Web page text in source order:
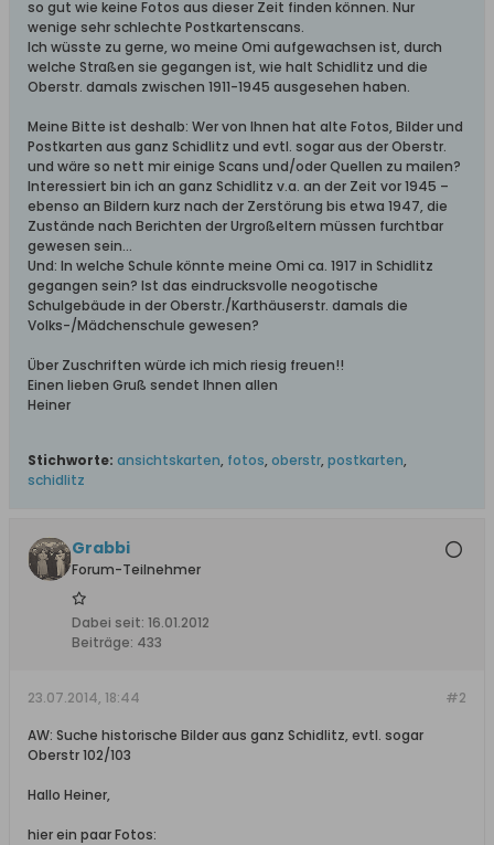
so gut wie keine Fotos aus dieser Zeit finden können. Nur
wenige sehr schlechte Postkartenscans.
Ich wüsste zu gerne, wo meine Omi aufgewachsen ist, durch
welche Straßen sie gegangen ist, wie halt Schidlitz und die
Oberstr. damals zwischen 1911-1945 ausgesehen haben.
Meine Bitte ist deshalb: Wer von Ihnen hat alte Fotos, Bilder und
Postkarten aus ganz Schidlitz und evtl. sogar aus der Oberstr.
und wäre so nett mir einige Scans und/oder Quellen zu mailen?
Interessiert bin ich an ganz Schidlitz v.a. an der Zeit vor 1945 –
ebenso an Bildern kurz nach der Zerstörung bis etwa 1947, die
Zustände nach Berichten der Urgroßeltern müssen furchtbar
gewesen sein...
Und: In welche Schule könnte meine Omi ca. 1917 in Schidlitz
gegangen sein? Ist das eindrucksvolle neogotische
Schulgebäude in der Oberstr./Karthäuserstr. damals die
Volks-/Mädchenschule gewesen?
Über Zuschriften würde ich mich riesig freuen!!
Einen lieben Gruß sendet Ihnen allen
Heiner
Stichworte: ansichtskarten, fotos, oberstr, postkarten,
schidlitz
Grabbi
Forum-Teilnehmer
Dabei seit: 16.01.2012
Beiträge: 433
#2
23.07.2014, 18:44
AW: Suche historische Bilder aus ganz Schidlitz, evtl. sogar
Oberstr 102/103
Hallo Heiner,
hier ein paar Fotos: